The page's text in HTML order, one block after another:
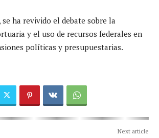
ha revivido el debate sobre la
y el uso de recursos federales en
políticas y presupuestarias.
Next article